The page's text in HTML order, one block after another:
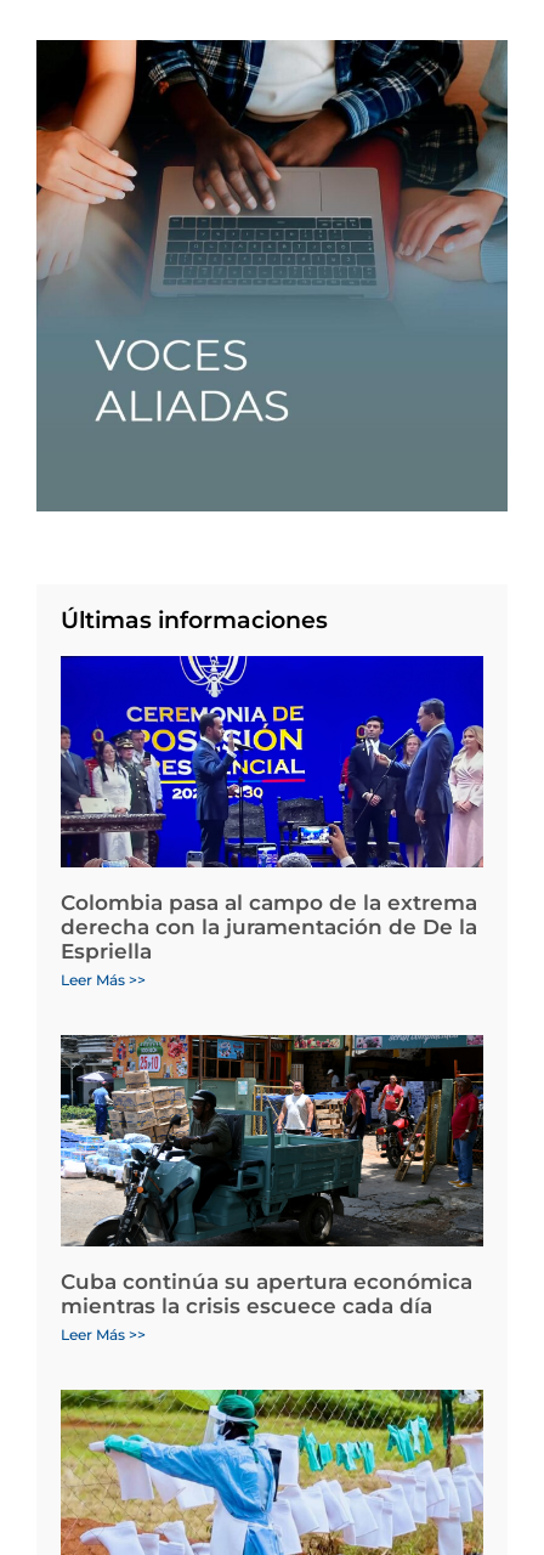
Últimas informaciones
Colombia pasa al campo de la extrema
derecha con la juramentación de De la
Espriella
Leer Más >>
Cuba continúa su apertura económica
mientras la crisis escuece cada día
Leer Más >>